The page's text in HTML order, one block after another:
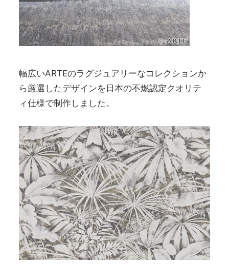
幅広いARTEのラグジュアリーなコレクションか
ら厳選したデザインを日本の不燃認定クオリテ
ィ仕様で制作しました。